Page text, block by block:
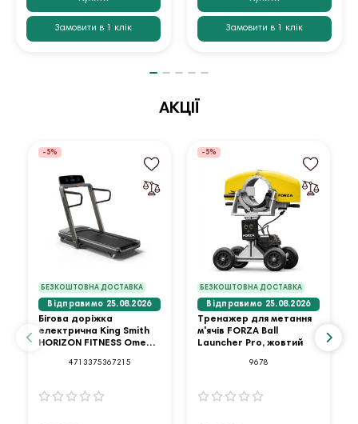
Замовити в 1 клік Замовити в 1 клік
АКЦІЇ
БЕЗКОШТОВНА ДОСТАВКА
-5%
Відправимо 25.08.2026
Бігова доріжка
електрична King Smith
HORIZON FITNESS Omega
4713375367215
БЕЗКОШТОВНА ДОСТАВКА
-5%
Відправимо 25.08.2026
Тренажер для метання
м'ячів FORZA Ball
Launcher Pro, жовтий
9678